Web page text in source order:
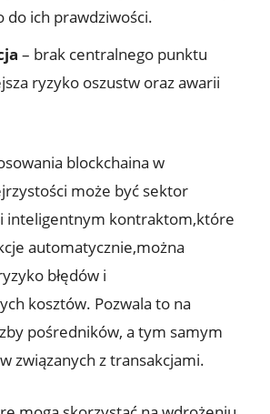
do ich prawdziwości.
– brak centralnego punktu
ryzyko oszustw oraz awarii
blockchaina w
może być sektor
inteligentnym kontraktom,które
automatycznie,można
błędów i
kosztów. Pozwala to na
pośredników, a tym samym
związanych z transakcjami.